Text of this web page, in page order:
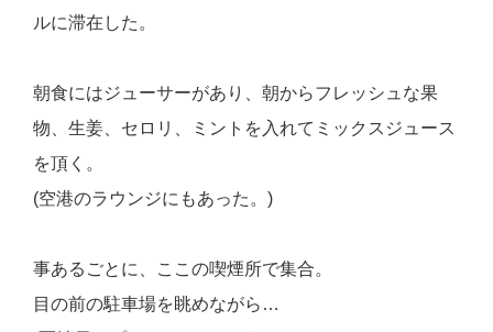
ルに滞在した。
朝食にはジューサーがあり、朝からフレッシュな果
物、生姜、セロリ、ミントを入れてミックスジュース
を頂く。
(空港のラウンジにもあった。)
事あるごとに、ここの喫煙所で集合。
目の前の駐車場を眺めながら…